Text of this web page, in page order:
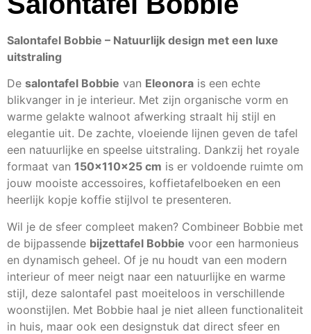
Salontafel Bobbie – Natuurlijk design met een luxe
uitstraling
De salontafel Bobbie van Eleonora is een echte
blikvanger in je interieur. Met zijn organische vorm en
warme gelakte walnoot afwerking straalt hij stijl en
elegantie uit. De zachte, vloeiende lijnen geven de tafel
een natuurlijke en speelse uitstraling. Dankzij het royale
formaat van 150x110x25 cm is er voldoende ruimte om
jouw mooiste accessoires, koffietafelboeken en een
heerlijk kopje koffie stijlvol te presenteren.
Wil je de sfeer compleet maken? Combineer Bobbie met
de bijpassende bijzettafel Bobbie voor een harmonieus
en dynamisch geheel. Of je nu houdt van een modern
interieur of meer neigt naar een natuurlijke en warme
stijl, deze salontafel past moeiteloos in verschillende
woonstijlen. Met Bobbie haal je niet alleen functionaliteit
in huis, maar ook een designstuk dat direct sfeer en